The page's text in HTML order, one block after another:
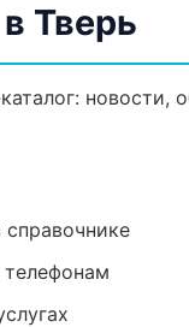
Тверь
новости,